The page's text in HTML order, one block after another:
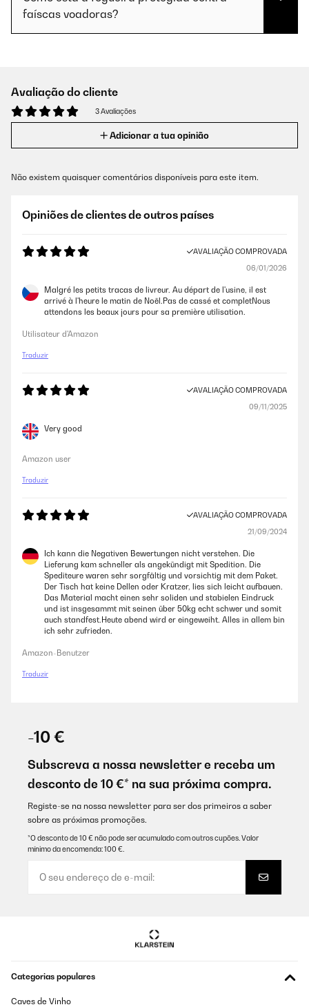
faíscas voadoras?
Avaliação do cliente
3 Avaliações
Adicionar a tua opinião
Não existem quaisquer comentários disponíveis para este item.
Opiniões de clientes de outros países
AVALIAÇÃO COMPROVADA
06/01/2026
Malgré les petits tracas de livreur. Au départ de l'usine, il est
arrivé à l'heure le matin de Noël.Pas de cassé et completNous
attendons les beaux jours pour sa première utilisation.
Utilisateur d'Amazon
Traduzir
AVALIAÇÃO COMPROVADA
09/11/2025
Very good
Amazon user
Traduzir
AVALIAÇÃO COMPROVADA
21/09/2024
Ich kann die Negativen Bewertungen nicht verstehen. Die
Lieferung kam schneller als angekündigt mit Spedition. Die
Spediteure waren sehr sorgfältig und vorsichtig mit dem Paket.
Der Tisch hat keine Dellen oder Kratzer, lies sich leicht aufbauen.
Das Material macht einen sehr soliden und stabielen Eindruck
und ist insgesammt mit seinen über 50kg echt schwer und somit
auch standfest.Heute abend wird er eingeweiht. Alles in allem bin
ich sehr zufrieden.
Amazon-Benutzer
Traduzir
-10 €
Subscreva a nossa newsletter e receba um
desconto de 10 €* na sua próxima compra.
Registe-se na nossa newsletter para ser dos primeiros a saber
sobre as próximas promoções.
*O desconto de 10 € não pode ser acumulado com outros cupões. Valor
mínimo da encomenda: 100 €.
Categorias populares
Caves de Vinho